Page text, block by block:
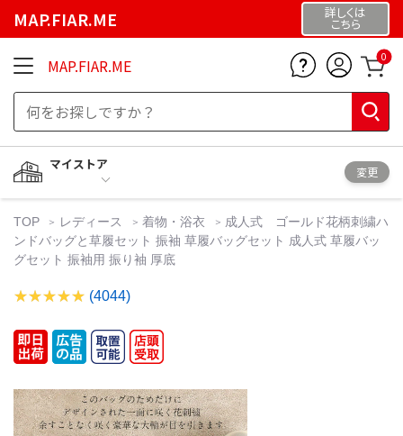
MAP.FIAR.ME 詳しくは
こちら
MAP.FIAR.ME 0
マイストア
変更
TOP レディース 着物・浴衣
成人式 ゴールド花柄刺繍ハ
ンドバッグと草履セット 振袖 草履バッグセット 成人式 草履バッ
グセット 振袖用 振り袖 厚底
(4044)